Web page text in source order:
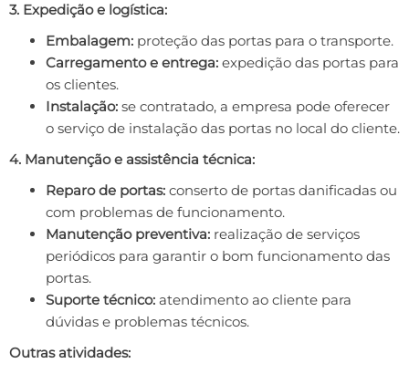
3. Expedição e logística:
Embalagem: proteção das portas para o transporte.
Carregamento e entrega: expedição das portas para
os clientes.
Instalação: se contratado, a empresa pode oferecer
o serviço de instalação das portas no local do cliente.
4. Manutenção e assistência técnica:
Reparo de portas: conserto de portas danificadas ou
com problemas de funcionamento.
Manutenção preventiva: realização de serviços
periódicos para garantir o bom funcionamento das
portas.
Suporte técnico: atendimento ao cliente para
dúvidas e problemas técnicos.
Outras atividades: